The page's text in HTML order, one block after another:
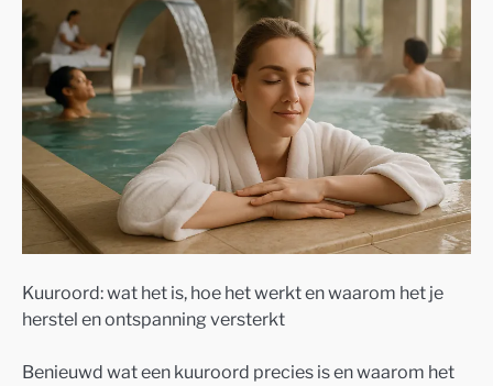
Kuuroord: wat het is, hoe het werkt en waarom het je
herstel en ontspanning versterkt
Benieuwd wat een kuuroord precies is en waarom het